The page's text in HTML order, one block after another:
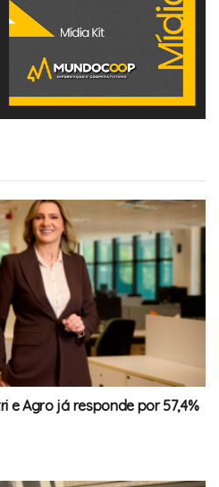
e Agro já responde por 57,4%